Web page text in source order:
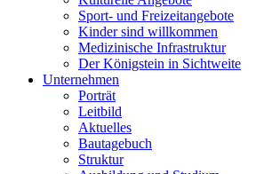
Sport- und Freizeitangebote
Kinder sind willkommen
Medizinische Infrastruktur
Der Königstein in Sichtweite
Unternehmen
Porträt
Leitbild
Aktuelles
Bautagebuch
Struktur